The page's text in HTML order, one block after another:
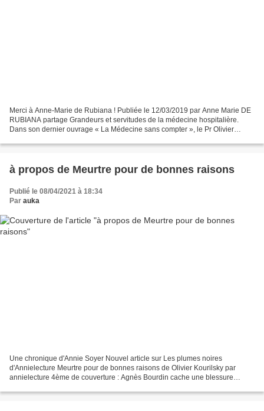
Merci à Anne-Marie de Rubiana ! Publiée le 12/03/2019 par Anne Marie DE
RUBIANA partage Grandeurs et servitudes de la médecine hospitalière.
Dans son dernier ouvrage « La Médecine sans compter », le Pr Olivier
à propos de Meurtre pour de bonnes raisons
Publié le 08/04/2021 à 18:34
Par auka
Une chronique d'Annie Soyer Nouvel article sur Les plumes noires
d'Annielecture Meurtre pour de bonnes raisons de Olivier Kourilsky par
annielecture 4ème de couverture : Agnès Bourdin cache une blessure